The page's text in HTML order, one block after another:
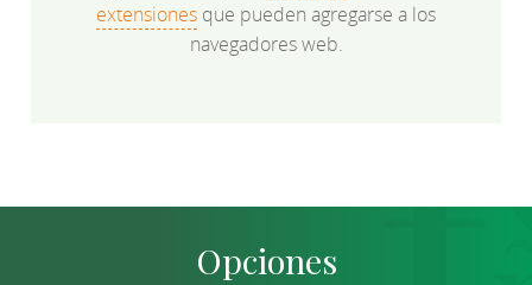
extensiones que pueden agregarse a los
navegadores web.
Opciones